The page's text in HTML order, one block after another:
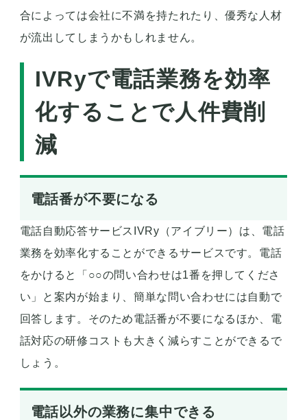
合によっては会社に不満を持たれたり、優秀な人材
が流出してしまうかもしれません。
IVRyで電話業務を効率
化することで人件費削
減
電話番が不要になる
電話自動応答サービスIVRy（アイブリー）は、電話
業務を効率化することができるサービスです。電話
をかけると「○○の問い合わせは1番を押してくださ
い」と案内が始まり、簡単な問い合わせには自動で
回答します。そのため電話番が不要になるほか、電
話対応の研修コストも大きく減らすことができるで
しょう。
電話以外の業務に集中できる